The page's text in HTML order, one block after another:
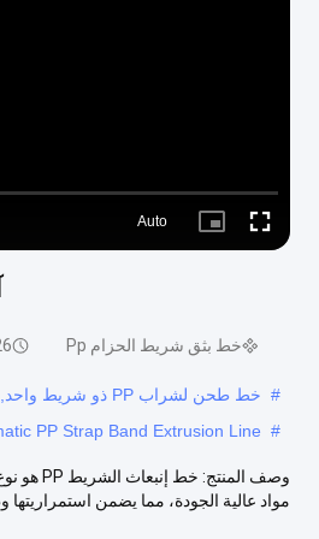
Auto
Picture- Fullscreen
خط بثق شريط الحزام Pp
# خط طحن لشراب PP ذو شريط واحد,خط تطويق أوتوماتيكي لشراب PP,خط التطويق 9mm PP رباط الشريط
#
PP Strap Band Extrusion Line
مواد عالية الجودة، مما يضمن